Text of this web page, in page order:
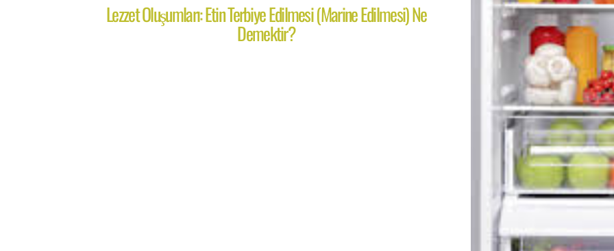
Lezzet Oluşumları: Etin Terbiye Edilmesi (Marine Edilmesi) Ne
Demektir?